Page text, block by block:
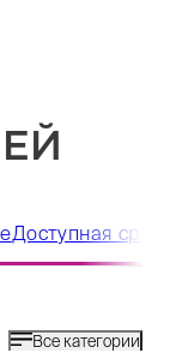
Доступная
Все категории